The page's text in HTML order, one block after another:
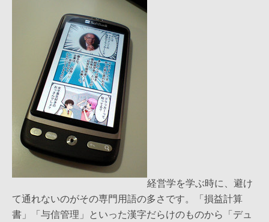
経営学を学ぶ時に、避け
て通れないのがその専門用語の多さです。「損益計算
書」「与信管理」といった漢字だらけのものから「デュ